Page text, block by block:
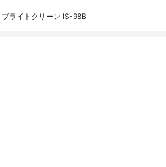
ライトクリーン IS-98B